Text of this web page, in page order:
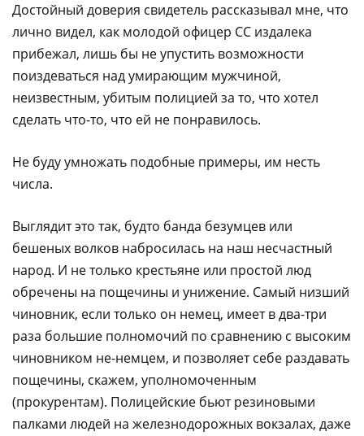
Достойный доверия свидетель рассказывал мне, что
лично видел, как молодой офицер СС издалека
прибежал, лишь бы не упустить возможности
поиздеваться над умирающим мужчиной,
неизвестным, убитым полицией за то, что хотел
сделать что-то, что ей не понравилось.
Не буду умножать подобные примеры, им несть
числа.
Выглядит это так, будто банда безумцев или
бешеных волков набросилась на наш несчастный
народ. И не только крестьяне или простой люд
обречены на пощечины и унижение. Самый низший
чиновник, если только он немец, имеет в два-три
раза большие полномочий по сравнению с высоким
чиновником не-немцем, и позволяет себе раздавать
пощечины, скажем, уполномоченным
(прокурентам). Полицейские бьют резиновыми
палками людей на железнодорожных вокзалах, даже